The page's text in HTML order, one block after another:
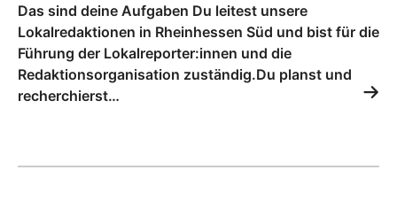
Das sind deine Aufgaben Du leitest unsere
Lokalredaktionen in Rheinhessen Süd und bist für die
Führung der Lokalreporter:innen und die
Redaktionsorganisation zuständig.Du planst und
recherchierst…